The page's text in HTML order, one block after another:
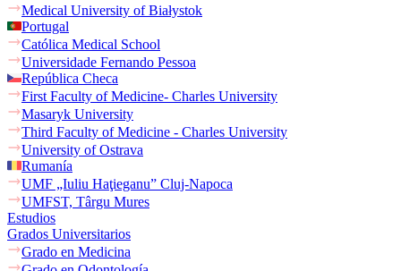
Medical University of Białystok
Portugal
Católica Medical School
Universidade Fernando Pessoa
República Checa
First Faculty of Medicine- Charles University
Masaryk University
Third Faculty of Medicine - Charles University
University of Ostrava
Rumanía
UMF „Iuliu Haţieganu” Cluj-Napoca
UMFST, Târgu Mures
Estudios
Grados Universitarios
Grado en Medicina